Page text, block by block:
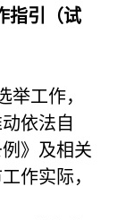
指引（试
举工作，
依法自
》及相关
作实际，